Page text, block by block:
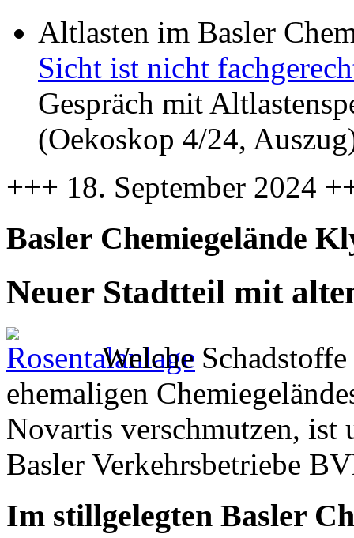
Altlasten im Basler
Sicht ist nicht
Gespräch mit
(Oekoskop 4/24,
+++ 18. September 2024
Basler Chemiegelände
Neuer Stadtteil mit
Welche
ehemaligen
Novartis verschmutzen, ist
Basler Verkehrsbetriebe
Im stillgelegten Basler